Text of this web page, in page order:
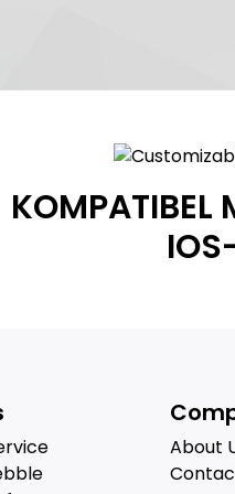
KOMPATIBEL
About